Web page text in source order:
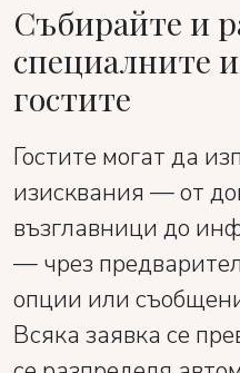
Събирайте и
специалните
гостите
Гостите могат да
изисквания — от
възглавници до
— чрез
опции или
Всяка заявка се